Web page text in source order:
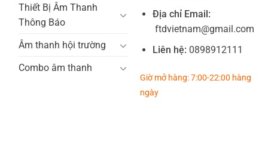
Thiết Bị Âm Thanh
Thông Báo
Âm thanh hội trường
Combo âm thanh
Địa chỉ Email:
ftdvietnam@gmail.com
Liên hệ: 0898912111
Giờ mở hàng: 7:00-22:00 hàng
ngày